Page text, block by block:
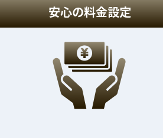
安心の料金設定